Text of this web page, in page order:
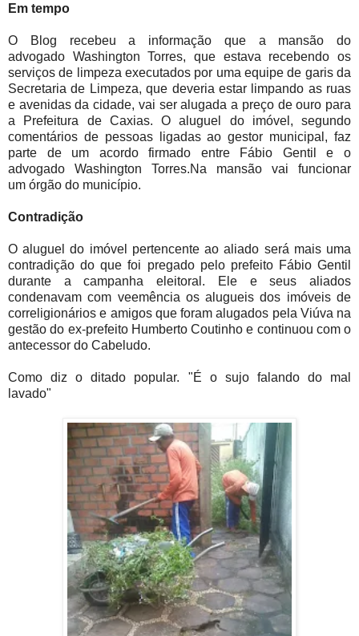
Em tempo
O Blog recebeu a informação que a mansão do
advogado Washington Torres, que estava recebendo os
serviços de limpeza executados por uma equipe de garis da
Secretaria de Limpeza, que deveria estar limpando as ruas
e avenidas da cidade, vai ser alugada a preço de ouro para
a Prefeitura de Caxias. O aluguel do imóvel, segundo
comentários de pessoas ligadas ao gestor municipal, faz
parte de um acordo firmado entre Fábio Gentil e o
advogado Washington Torres.Na mansão vai funcionar
um órgão do município.
Contradição
O aluguel do imóvel pertencente ao aliado será mais uma
contradição do que foi pregado pelo prefeito Fábio Gentil
durante a campanha eleitoral. Ele e seus aliados
condenavam com veemência os alugueis dos imóveis de
correligionários e amigos que foram alugados pela Viúva na
gestão do ex-prefeito Humberto Coutinho e continuou com o
antecessor do Cabeludo.
Como diz o ditado popular. "É o sujo falando do mal
lavado"